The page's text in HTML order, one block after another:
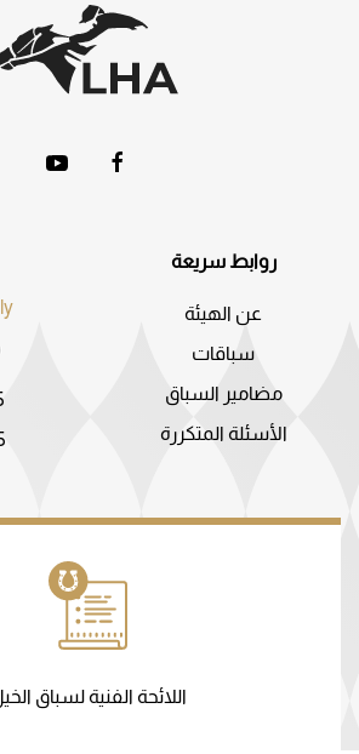
روابط سريعة
عن الهيئة
سباقات
مضامير السباق
الأسئلة المتكررة
اللائحة الفنية لسباق